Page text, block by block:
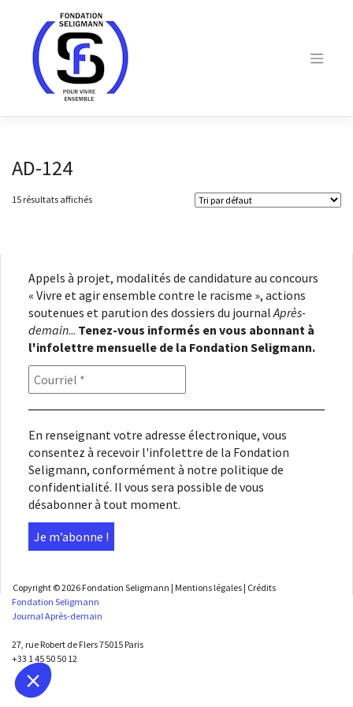
AD-124
15 résultats affichés
Appels à projet, modalités de candidature au concours
« Vivre et agir ensemble contre le racisme », actions
soutenues et parution des dossiers du journalAprès-
demain... Tenez-vous informés en vous abonnant à
l'infolettre mensuelle de la Fondation Seligmann.
En renseignant votre adresse électronique, vous
consentez à recevoir l'infolettre de la Fondation
Seligmann, conformément à notre politique de
confidentialité. Il vous sera possible de vous
désabonner à tout moment.
Copyright © 2026 Fondation Seligmann | Mentions légales | Crédits
Fondation Seligmann
Journal Après-demain
27, rue Robert de Flers 75015 Paris
+33 1 45 50 50 12